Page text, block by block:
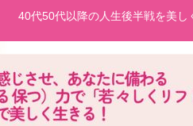
40代50代以降の人生後半戦を美